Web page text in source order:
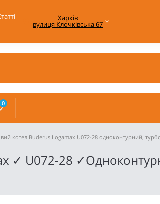
Харків
вулиця Клочківська 67
0
котел Buderus Logamax U072-28 одноконтурний,
✓ U072-28